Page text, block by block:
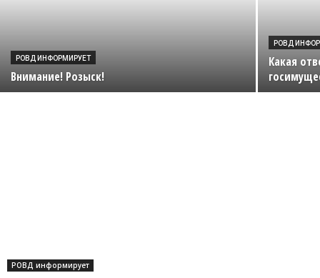
РОВД ИНФОРМИРУЕТ
Внимание! Розыск!
РОВД
Какая
РОВД информирует